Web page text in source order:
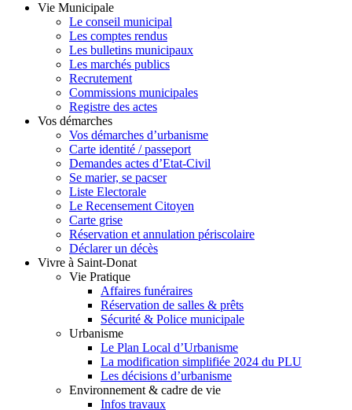
Vie Municipale
Le conseil municipal
Les comptes rendus
Les bulletins municipaux
Les marchés publics
Recrutement
Commissions municipales
Registre des actes
Vos démarches
Vos démarches d’urbanisme
Carte identité / passeport
Demandes actes d’Etat-Civil
Se marier, se pacser
Liste Electorale
Le Recensement Citoyen
Carte grise
Réservation et annulation périscolaire
Déclarer un décès
Vivre à Saint-Donat
Vie Pratique
Affaires funéraires
Réservation de salles & prêts
Sécurité & Police municipale
Urbanisme
Le Plan Local d’Urbanisme
La modification simplifiée 2024 du PLU
Les décisions d’urbanisme
Environnement & cadre de vie
Infos travaux